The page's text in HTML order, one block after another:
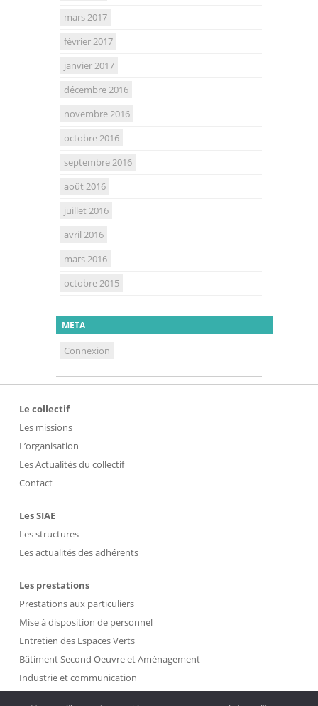
mars 2017
février 2017
janvier 2017
décembre 2016
novembre 2016
octobre 2016
septembre 2016
août 2016
juillet 2016
avril 2016
mars 2016
octobre 2015
META
Connexion
Le collectif
Les missions
L’organisation
Les Actualités du collectif
Contact
Les SIAE
Les structures
Les actualités des adhérents
Les prestations
Prestations aux particuliers
Mise à disposition de personnel
Entretien des Espaces Verts
Bâtiment Second Oeuvre et Aménagement
Industrie et communication